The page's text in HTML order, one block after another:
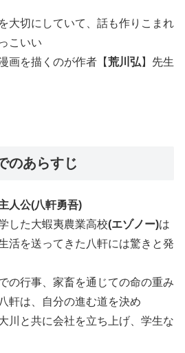
大切にしていて、話も作りこまれ
こいい
画を描くのが作者【荒川弘】先生
あらすじ
人公(八軒勇吾)
した大蝦夷農業高校(エゾノー)は
活を送ってきた八軒には驚きと発
の行事、家畜を通じての命の重み
軒は、自分の進む道を決め
川と共に会社を立ち上げ、学生な